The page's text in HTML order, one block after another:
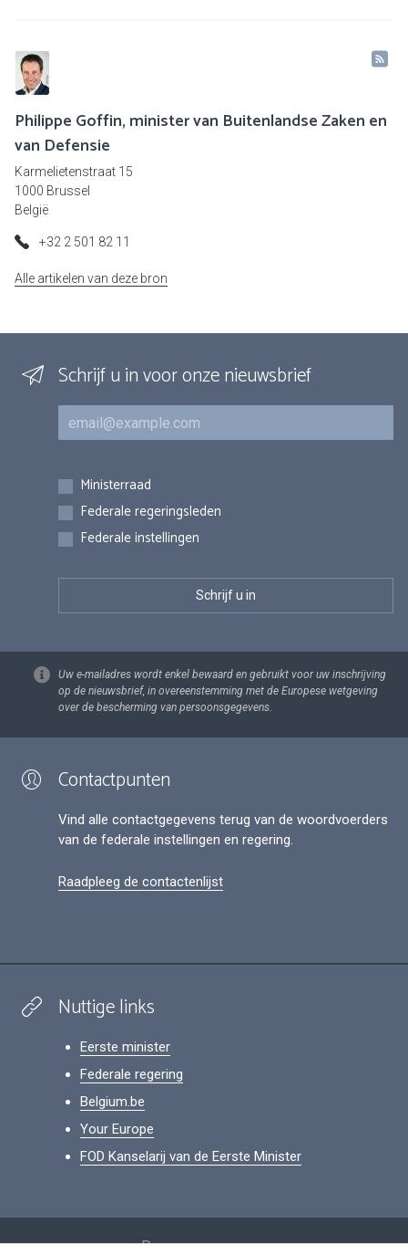
Philippe Goffin, minister van Buitenlandse Zaken en
van Defensie
Karmelietenstraat 15
1000 Brussel
België
+32 2 501 82 11
Alle artikelen van deze bron
Schrijf u in voor onze nieuwsbrief
E-mail
Inschrijvingen
Ministerraad
Federale regeringsleden
Federale instellingen
Uw e-mailadres wordt enkel bewaard en gebruikt voor uw inschrijving
op de nieuwsbrief, in overeenstemming met de Europese wetgeving
over de bescherming van persoonsgegevens.
Contactpunten
Vind alle contactgegevens terug van de woordvoerders
van de federale instellingen en regering.
Raadpleeg de contactenlijst
Nuttige links
Eerste minister
Federale regering
Belgium.be
Your Europe
FOD Kanselarij van de Eerste Minister
Persoonsgegevens